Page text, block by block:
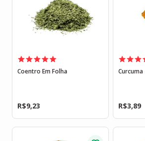
Coentro Em Folha
R$9,23
Curcuma
R$3,89